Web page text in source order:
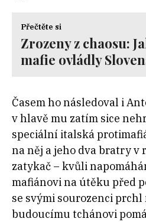
Přečtěte si
Zrozeny z chaosu:
mafie ovládly
Časem ho následoval i
v hlavě mu zatím sice
speciální italská
na něj a jeho dva bratry v
zatykač – kvůli
mafiánovi na útěku před
se svými sourozenci prchl
budoucímu tchánovi